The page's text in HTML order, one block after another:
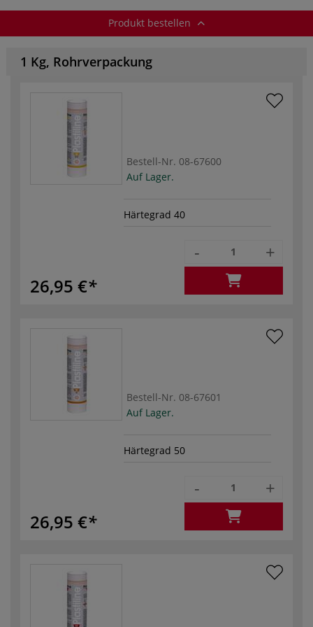
Produkt bestellen
1 Kg, Rohrverpackung
Bestell-Nr. 08-67600
Auf Lager.
Härtegrad 40
26,95 €
- +
Bestell-Nr. 08-67601
Auf Lager.
Härtegrad 50
26,95 €
- +